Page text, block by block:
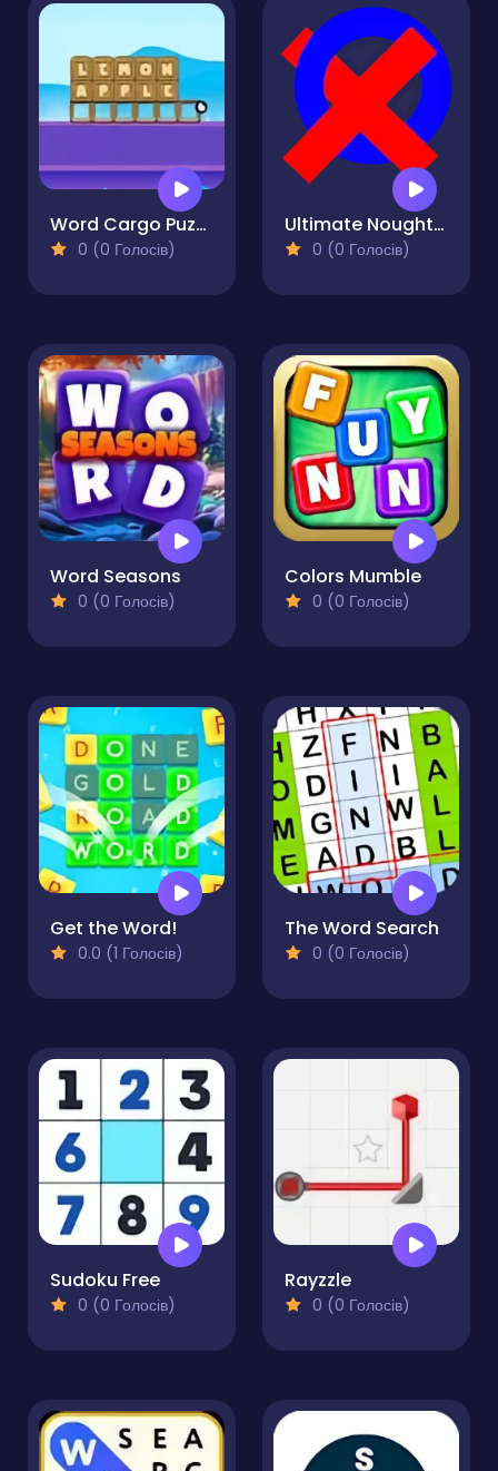
Word Cargo Puzzle
0 (0 Голосів)
Ultimate Noughts & Crosses
0 (0 Голосів)
Word Seasons
0 (0 Голосів)
Colors Mumble
0 (0 Голосів)
Get the Word!
0.0 (1 Голосів)
The Word Search
0 (0 Голосів)
Sudoku Free
0 (0 Голосів)
Rayzzle
0 (0 Голосів)